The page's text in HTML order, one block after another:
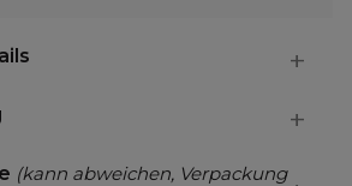
(kann abweichen, Verpackung